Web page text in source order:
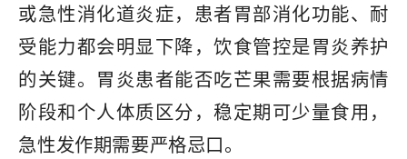
或急性消化道炎症，患者胃部消化功能、耐
受能力都会明显下降，饮食管控是胃炎养护
的关键。胃炎患者能否吃芒果需要根据病情
阶段和个人体质区分，稳定期可少量食用，
急性发作期需要严格忌口。